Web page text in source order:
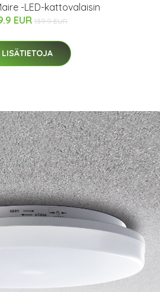
-LED-kattovalaisin
EUR 139.9 EUR
LISÄTIETOJA